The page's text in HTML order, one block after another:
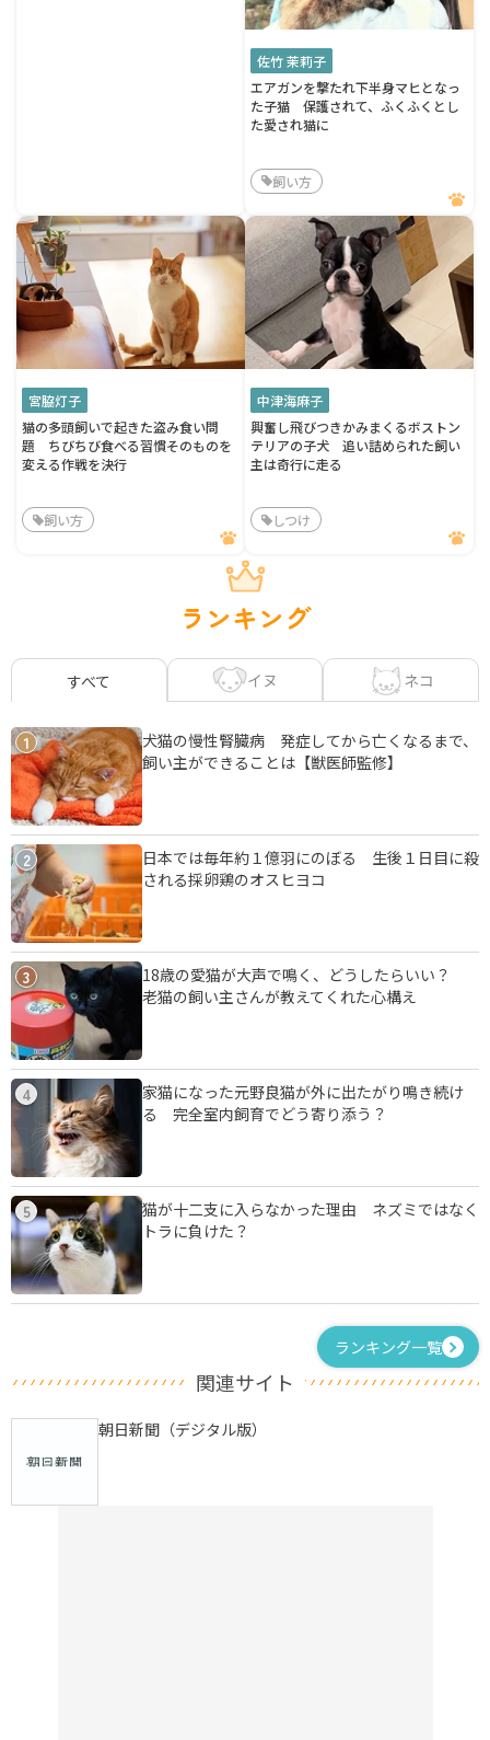
佐竹 茉莉子
エアガンを撃たれ下半身マヒとなっ
た子猫 保護されて、ふくふくとし
た愛され猫に
飼い方
宮脇灯子
猫の多頭飼いで起きた盗み食い問
題 ちびちび食べる習慣そのものを
変える作戦を決行
飼い方
中津海麻子
興奮し飛びつきかみまくるボストン
テリアの子犬 追い詰められた飼い
主は奇行に走る
しつけ
ランキング
すべて イヌ ネコ
1
犬猫の慢性腎臓病 発症してから亡くなるまで、
飼い主ができることは【獣医師監修】
2
日本では毎年約１億羽にのぼる 生後１日目に殺
される採卵鶏のオスヒヨコ
3
18歳の愛猫が大声で鳴く、どうしたらいい？
老猫の飼い主さんが教えてくれた心構え
4
家猫になった元野良猫が外に出たがり鳴き続け
る 完全室内飼育でどう寄り添う？
5
猫が十二支に入らなかった理由 ネズミではなく
トラに負けた？
ランキング一覧
関連サイト
朝日新聞（デジタル版）